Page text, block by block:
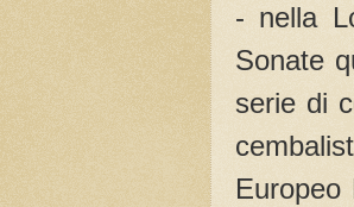
- nella
Sonate
serie di
Europeo